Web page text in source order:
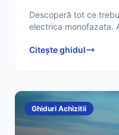
Descoperă tot ce
electrica monofazata.
Citește ghidul
Ghiduri Achizitii